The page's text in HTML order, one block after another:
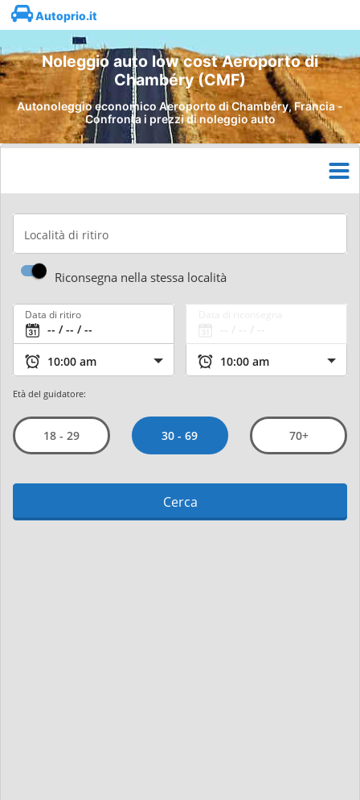
Autoprio.it
Noleggio auto low cost Aeroporto di
Chambéry (CMF)
Autonoleggio economico Aeroporto di Chambéry, Francia -
Confronta i prezzi di noleggio auto
Località di ritiro
Riconsegna nella stessa località
Data di ritiro
Età del guidatore:
18 - 29 30 - 69 70+
Cerca